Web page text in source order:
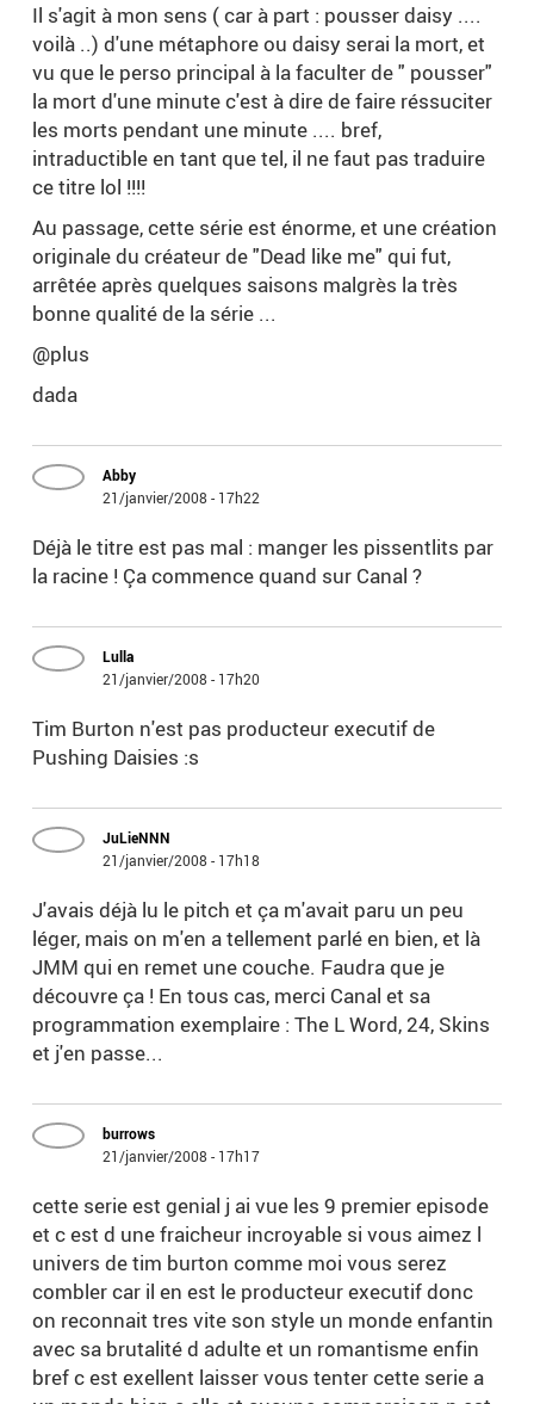
Il s'agit à mon sens ( car à part : pousser daisy ....
voilà ..) d'une métaphore ou daisy serai la mort, et
vu que le perso principal à la faculter de " pousser"
la mort d'une minute c'est à dire de faire réssuciter
les morts pendant une minute .... bref,
intraductible en tant que tel, il ne faut pas traduire
ce titre lol !!!!
Au passage, cette série est énorme, et une création
originale du créateur de "Dead like me" qui fut,
arrêtée après quelques saisons malgrès la très
bonne qualité de la série ...
@plus
dada
Abby
21/janvier/2008 - 17h22
Déjà le titre est pas mal : manger les pissentlits par
la racine ! Ça commence quand sur Canal ?
Lulla
21/janvier/2008 - 17h20
Tim Burton n'est pas producteur executif de
Pushing Daisies :s
JuLieNNN
21/janvier/2008 - 17h18
J'avais déjà lu le pitch et ça m'avait paru un peu
léger, mais on m'en a tellement parlé en bien, et là
JMM qui en remet une couche. Faudra que je
découvre ça ! En tous cas, merci Canal et sa
programmation exemplaire : The L Word, 24, Skins
et j'en passe...
burrows
21/janvier/2008 - 17h17
cette serie est genial j ai vue les 9 premier episode
et c est d une fraicheur incroyable si vous aimez l
univers de tim burton comme moi vous serez
combler car il en est le producteur executif donc
on reconnait tres vite son style un monde enfantin
avec sa brutalité d adulte et un romantisme enfin
bref c est exellent laisser vous tenter cette serie a